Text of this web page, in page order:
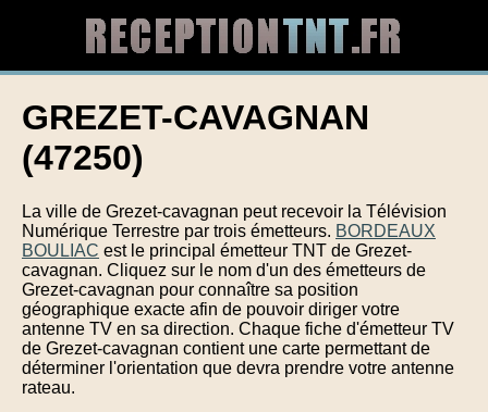
GREZET-CAVAGNAN
(47250)
La ville de Grezet-cavagnan peut recevoir la Télévision
Numérique Terrestre par trois émetteurs. BORDEAUX
BOULIAC est le principal émetteur TNT de Grezet-
cavagnan. Cliquez sur le nom d'un des émetteurs de
Grezet-cavagnan pour connaître sa position
géographique exacte afin de pouvoir diriger votre
antenne TV en sa direction. Chaque fiche d'émetteur TV
de Grezet-cavagnan contient une carte permettant de
déterminer l'orientation que devra prendre votre antenne
rateau.